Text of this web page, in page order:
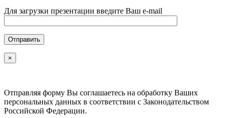
Для загрузки презентации введите Ваш e-mail
×
Отправляя форму Вы соглашаетесь на обработку Ваших
персональных данных в соответствии с Законодательством
Российской Федерации.